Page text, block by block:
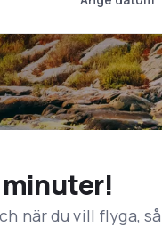
när du vill flyga,